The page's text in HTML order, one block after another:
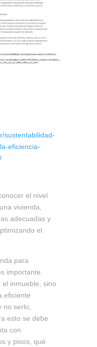
sustentabilidad-
eficiencia-
el nivel
vivienda,
adecuadas y
el
para
importante
inmueble, sino
eficiente
serlo,
esto se debe
con
y pisos, qué